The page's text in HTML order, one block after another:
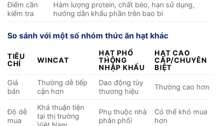
Điểm cần
kiểm tra
Hàm lượng protein, chất béo, hạn sử dụng,
hướng dẫn khẩu phần trên bao bì
So sánh với một số nhóm thức ăn hạt khác
TIÊU
CHÍ
WINCAT
HẠT PHỔ
THÔNG
NHẬP KHẨU
HẠT CAO
CẤP/CHUYÊN
BIỆT
Giá
bán
Thường dễ tiếp
cận hơn
Dao động tùy
thương hiệu
Thường cao hơn
Độ dễ
mua
Khá thuận tiện
tại thị trường
Phụ thuộc nhà
phân phối
Có thể khó mua
hơn